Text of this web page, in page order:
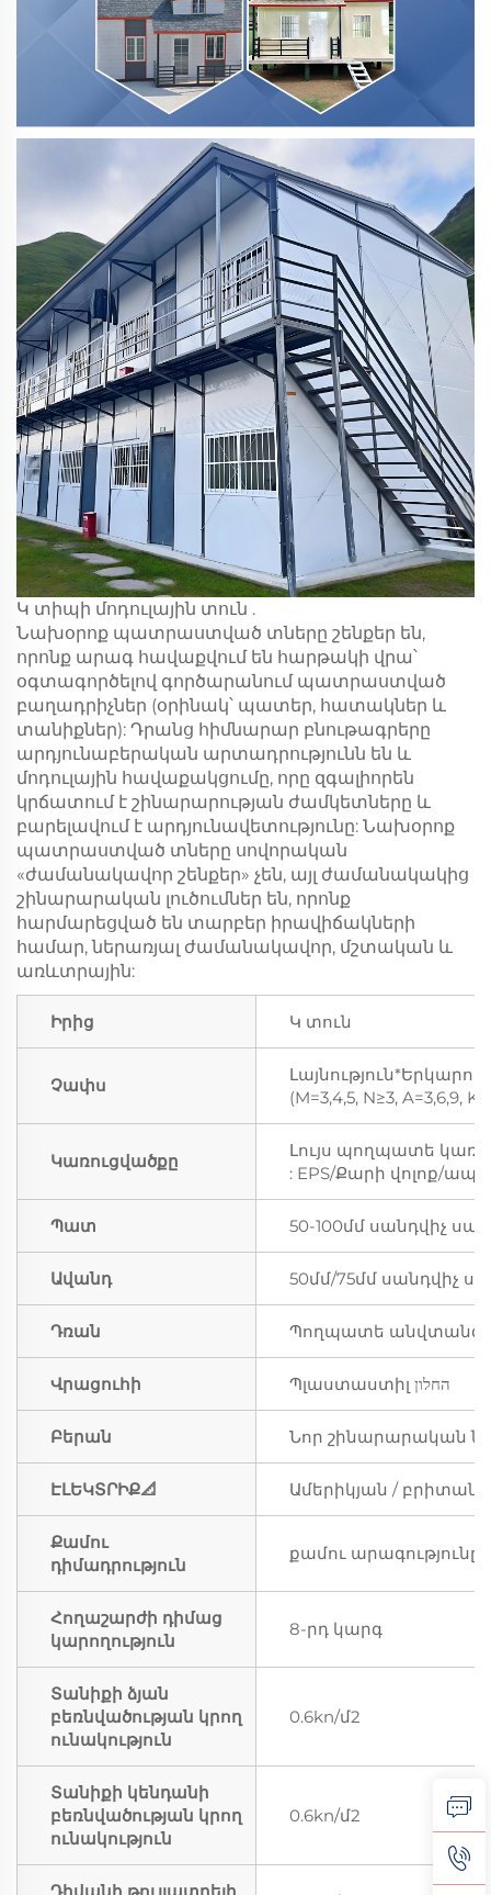
Կ տիպի մոդուլային տուն .
Նախօրոք պատրաստված տները շենքեր են,
որոնք արագ հավաքվում են հարթակի վրա՝
օգտագործելով գործարանում պատրաստված
բաղադրիչներ (օրինակ՝ պատեր, հատակներ և
տանիքներ): Դրանց հիմնարար բնութագրերը
արդյունաբերական արտադրությունն են և
մոդուլային հավաքակցումը, որը զգալիորեն
կրճատում է շինարարության ժամկետները և
բարելավում է արդյունավետությունը: Նախօրոք
պատրաստված տները սովորական
«ժամանակավոր շենքեր» չեն, այլ ժամանակակից
շինարարական լուծումներ են, որոնք
հարմարեցված են տարբեր իրավիճակների
համար, ներառյալ ժամանակավոր, մշտական և
առևտրային:
Իրից Կ տուն
Չափս
(M=3,4,5, N≥3, A=3,6,9,
Կառուցվածքը
Լույս պողպատե
: EPS/Քարի վոլոք/
Պատ 50-100մմ սանդվիչ
Ավանդ 50մմ/75մմ սանդվիչ
Դռան Պողպատե
Վրացուհի Պլաստաստիլ החלון
Բերան Նոր շինարարական
ԷԼԵԿՏՐԻՔ📐 Ամերիկյան /
Քամու
դիմադրություն
քամու արագությունը
Հողաշարժի դիմաց
կարողություն
8-րդ կարգ
Տանիքի ձյան
բեռնվածության կրող
ունակություն
0.6kn/մ2
Տանիքի կենդանի
բեռնվածության կրող
ունակություն
0.6kn/մ2